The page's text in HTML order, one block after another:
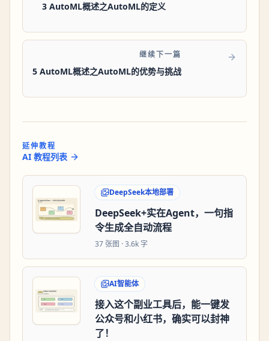
3 AutoML概述之AutoML的定义
继续下一篇
5 AutoML概述之AutoML的优势与挑战
延伸教程
AI 教程列表
DeepSeek本地部署
DeepSeek+实在Agent，一句指
令生成全自动流程
37 张图 ·3.6k 字
AI智能体
接入这个副业工具后，能一键发
公众号和小红书，确实可以封神
了！